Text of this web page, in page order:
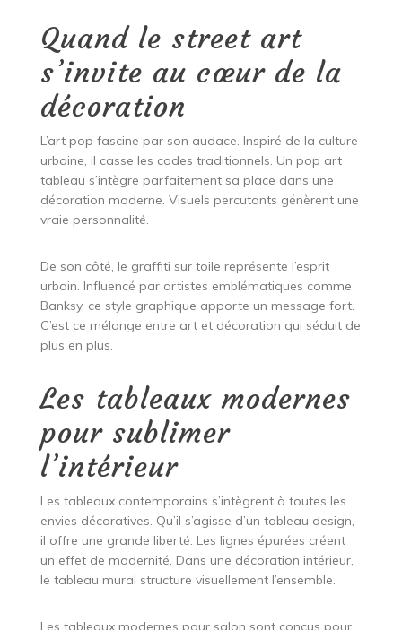
Quand le street art
s’invite au cœur de la
décoration
L’art pop fascine par son audace. Inspiré de la culture
urbaine, il casse les codes traditionnels. Un pop art
tableau s’intègre parfaitement sa place dans une
décoration moderne. Visuels percutants génèrent une
vraie personnalité.
De son côté, le graffiti sur toile représente l’esprit
urbain. Influencé par artistes emblématiques comme
Banksy, ce style graphique apporte un message fort.
C’est ce mélange entre art et décoration qui séduit de
plus en plus.
Les tableaux modernes
pour sublimer
l’intérieur
Les tableaux contemporains s’intègrent à toutes les
envies décoratives. Qu’il s’agisse d’un tableau design,
il offre une grande liberté. Les lignes épurées créent
un effet de modernité. Dans une décoration intérieur,
le tableau mural structure visuellement l’ensemble.
Les tableaux modernes pour salon sont conçus pour